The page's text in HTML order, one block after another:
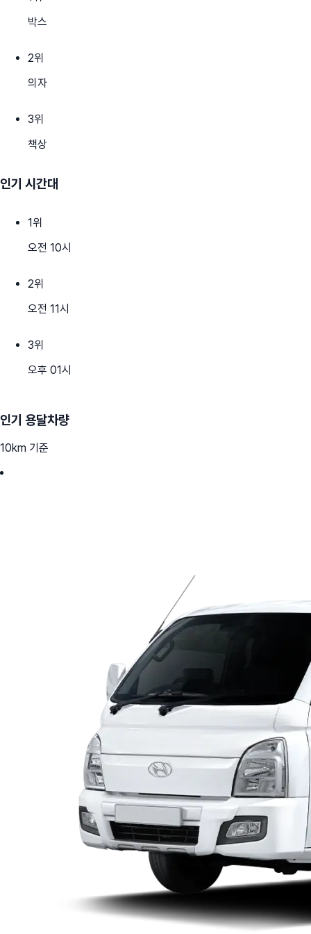
박스
2위
의자
3위
책상
인기 시간대
1위
오전 10시
2위
오전 11시
3위
오후 01시
인기 용달차량
10km 기준